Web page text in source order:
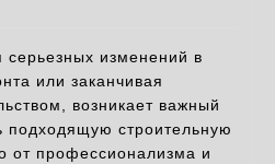
и
важные
критерии
отбора
серьезных изменений в
или заканчивая
возникает важный
подходящую строительную
от профессионализма и